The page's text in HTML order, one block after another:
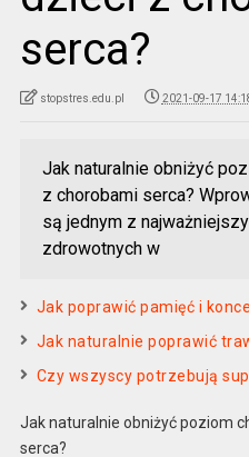
serca?
stopstres.edu.pl 2021-09-17
Jak naturalnie obniżyć
z chorobami serca?
są jednym z
zdrowotnych w
Jak poprawić pamięć i
Jak naturalnie poprawić
Czy wszyscy potrzebują
Jak naturalnie obniżyć poziom
serca?